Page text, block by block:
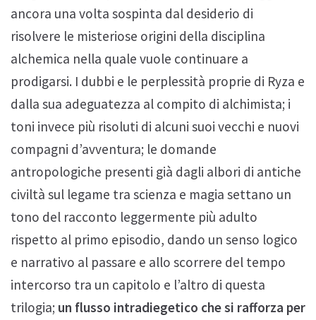
ancora una volta sospinta dal desiderio di
risolvere le misteriose origini della disciplina
alchemica nella quale vuole continuare a
prodigarsi. I dubbi e le perplessità proprie di Ryza e
dalla sua adeguatezza al compito di alchimista; i
toni invece più risoluti di alcuni suoi vecchi e nuovi
compagni d’avventura; le domande
antropologiche presenti già dagli albori di antiche
civiltà sul legame tra scienza e magia settano un
tono del racconto leggermente più adulto
rispetto al primo episodio, dando un senso logico
e narrativo al passare e allo scorrere del tempo
intercorso tra un capitolo e l’altro di questa
trilogia; un flusso intradiegetico che si rafforza per